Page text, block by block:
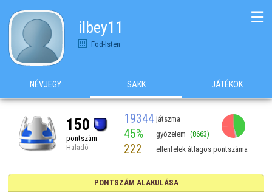
ilbey11
Fod-Isten
☰
NÉVJEGY SAKK JÁTÉKOK
150
pontszám
Haladó
19344 játszma
45% győzelem (8663)
222 ellenfelek átlagos pontszáma
PONTSZÁM ALAKULÁSA